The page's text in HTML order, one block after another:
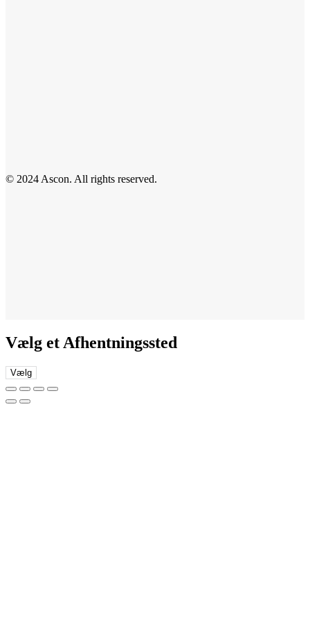
© 2024 Ascon. All rights reserved.
Vælg et Afhentningssted
Vælg